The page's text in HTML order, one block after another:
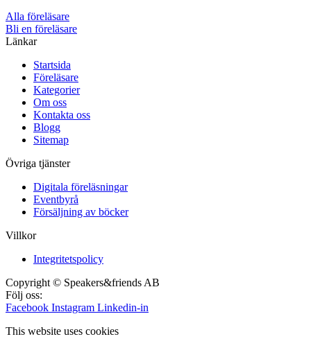
Alla föreläsare
Bli en föreläsare​
Länkar
Startsida
Föreläsare
Kategorier
Om oss
Kontakta oss
Blogg
Sitemap
Övriga tjänster
Digitala föreläsningar
Eventbyrå
Försäljning av böcker
Villkor
Integritetspolicy
Copyright © Speakers&friends AB
Följ oss:
Facebook Instagram Linkedin-in
This website uses cookies